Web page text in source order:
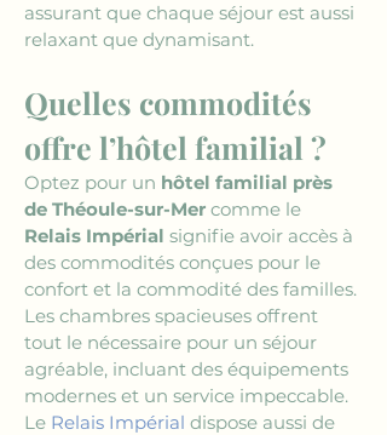
assurant que chaque séjour est aussi
relaxant que dynamisant.
Quelles commodités
offre l’hôtel familial ?
Optez pour un hôtel familial près
de Théoule-sur-Mer comme le
Relais Impérial signifie avoir accès à
des commodités conçues pour le
confort et la commodité des familles.
Les chambres spacieuses offrent
tout le nécessaire pour un séjour
agréable, incluant des équipements
modernes et un service impeccable.
Le Relais Impérial dispose aussi de